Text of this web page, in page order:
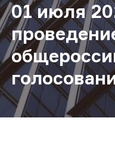
01 июля